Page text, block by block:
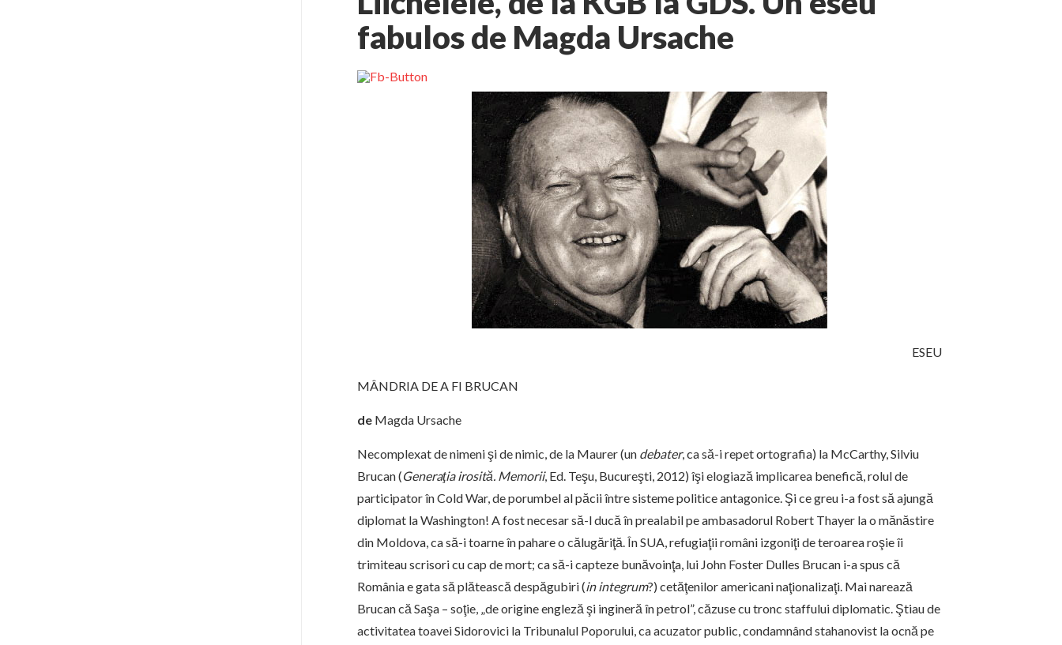
fabulos de Magda Ursache
ESEU
MÂNDRIA DE A FI BRUCAN
de Magda Ursache
Necomplexat de nimeni şi de nimic, de la Maurer (un debater, ca să-i repet ortografia) la McCarthy, Silviu
Brucan (Generaţia irosită. Memorii, Ed. Teşu, Bucureşti, 2012) îşi elogiază implicarea benefică, rolul de
participator în Cold War, de porumbel al păcii între sisteme politice antagonice. Şi ce greu i-a fost să ajungă
diplomat la Washington! A fost necesar să-l ducă în prealabil pe ambasadorul Robert Thayer la o mănăstire
din Moldova, ca să-i toarne în pahare o călugăriţă. În SUA, refugiaţii români izgoniţi de teroarea roşie îi
trimiteau scrisori cu cap de mort; ca să-i capteze bunăvoinţa, lui John Foster Dulles Brucan i-a spus că
România e gata să plătească despăgubiri (in integrum?) cetăţenilor americani naţionalizaţi. Mai narează
Brucan că Saşa – soţie, „de origine engleză şi ingineră în petrol”, căzuse cu tronc staffului diplomatic. Ştiau de
activitatea toavei Sidorovici la Tribunalul Poporului, ca acuzator public, condamnând stahanovist la ocnă pe